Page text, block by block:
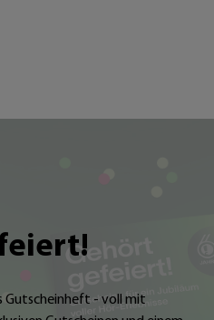
Gutscheinheft - voll mit